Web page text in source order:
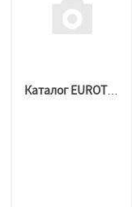
Каталог EUROTEQTUM